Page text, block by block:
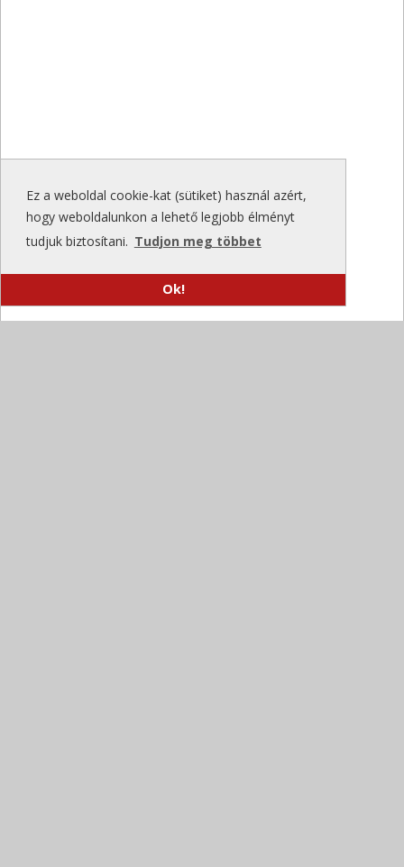
Ez a weboldal cookie-kat (sütiket) használ azért,
hogy weboldalunkon a lehető legjobb élményt
tudjuk biztosítani. Tudjon meg többet
Ok!